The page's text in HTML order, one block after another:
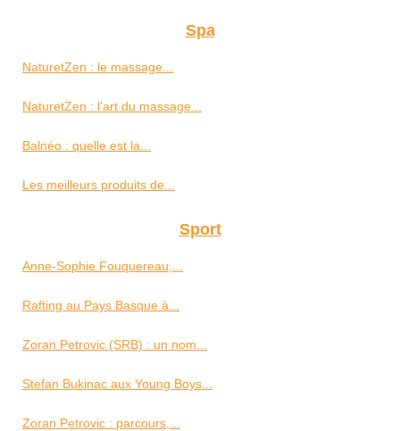
Spa
NaturetZen : le massage...
NaturetZen : l'art du massage...
Balnéo : quelle est la...
Les meilleurs produits de...
Sport
Anne-Sophie Fouquereau,...
Rafting au Pays Basque à...
Zoran Petrovic (SRB) : un nom...
Stefan Bukinac aux Young Boys...
Zoran Petrovic : parcours,...